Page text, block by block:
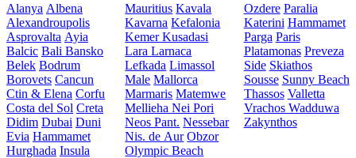
Alanya Albena
Alexandroupolis
Asprovalta Ayia
Balcic Bali Bansko
Belek Bodrum
Borovets Cancun
Ctin & Elena Corfu
Costa del Sol Creta
Didim Dubai Duni
Evia Hammamet
Hurghada Insula
Mauritius Kavala
Kavarna Kefalonia
KemerKusadasi
LaraLarnaca
Lefkada Limassol
Male Mallorca
Marmaris Matemwe
MelliehaNei Pori
Neos Pant. Nessebar
Nis. de Aur Obzor
Olympic Beach
Ozdere Paralia
Katerini Hammamet
Parga Paris
Platamonas Preveza
Side Skiathos
Sousse Sunny Beach
Thassos Valletta
Vrachos Wadduwa
Zakynthos